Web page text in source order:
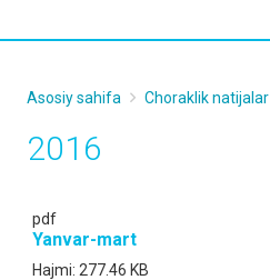
Asosiy sahifa Choraklik natijalar
2016
pdf
Yanvar-mart
Hajmi: 277.46 KB